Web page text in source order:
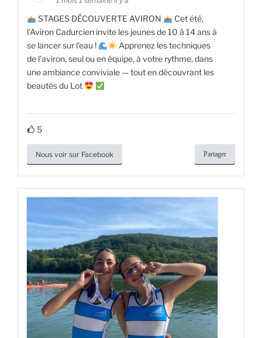
STAGES DÉCOUVERTE AVIRON
Cet été,
l'Aviron Cadurcien invite les jeunes de 10 à 14 ans à
se lancer sur l'eau !
Apprenez les techniques
de l'aviron, seul ou en équipe, à votre rythme, dans
une ambiance conviviale — tout en découvrant les
beautés du Lot
5
Nous voir sur Facebook Partager